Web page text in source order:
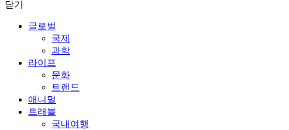
닫기
글로벌
국제
과학
라이프
문화
트렌드
애니멀
트래블
국내여행